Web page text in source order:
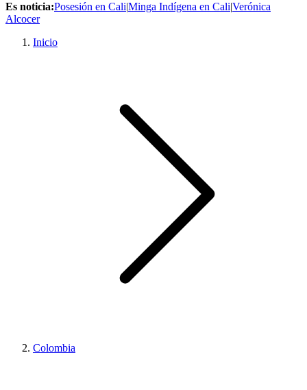
Es noticia:Posesión en Cali|Minga Indígena en Cali|Verónica
Alcocer
Inicio
Colombia